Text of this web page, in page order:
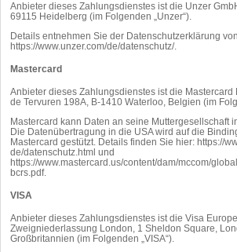
Anbieter dieses Zahlungsdienstes ist die Unzer
69115 Heidelberg (im Folgenden „Unzer“).
Details entnehmen Sie der Datenschutzerklärung
https://www.unzer.com/de/datenschutz/.
Mastercard
Anbieter dieses Zahlungsdienstes ist die Mastercard
de Tervuren 198A, B-1410 Waterloo, Belgien (im
Mastercard kann Daten an seine Muttergesellschaft
Die Datenübertragung in die USA wird auf die
Mastercard gestützt. Details finden Sie hier: https://
de/datenschutz.html und
https://www.mastercard.us/content/dam/mccom/
bcrs.pdf.
VISA
Anbieter dieses Zahlungsdienstes ist die Visa
Zweigniederlassung London, 1 Sheldon Square,
Großbritannien (im Folgenden „VISA“).